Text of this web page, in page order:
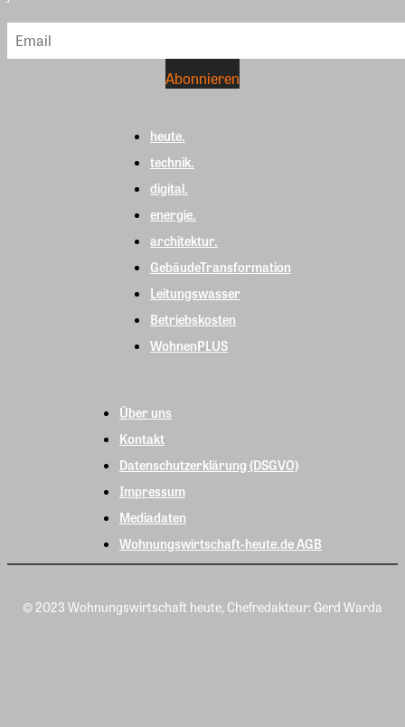
heute.
technik.
digital.
energie.
architektur.
GebäudeTransformation
Leitungswasser
Betriebskosten
WohnenPLUS
Über uns
Kontakt
Datenschutzerklärung (DSGVO)
Impressum
Mediadaten
Wohnungswirtschaft-heute.de AGB
© 2023 Wohnungswirtschaft heute, Chefredakteur: Gerd Warda